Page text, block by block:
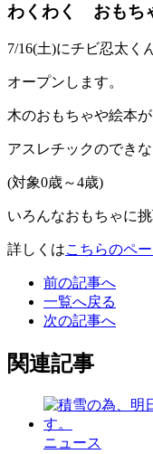
わくわく おもち
7/16(土)にチビ忍太く
オープンします。
木のおもちゃや絵本
アスレチックのでき
(対象0歳～4歳)
いろんなおもちゃに
詳しくはこちらのペ
前の記事へ
一覧へ戻る
次の記事へ
関連記事
ニュース